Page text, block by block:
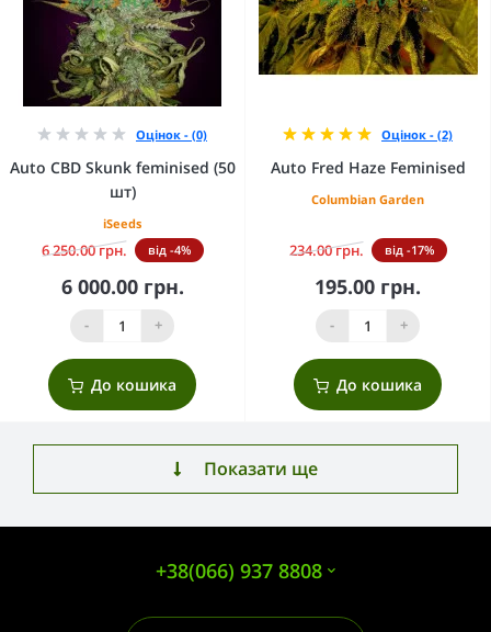
Оцінок - (0)
Auto CBD Skunk feminised (50
шт)
iSeeds
6 250.00 грн. від -4%
6 000.00 грн.
- +
До кошика
Оцінок - (2)
Auto Fred Haze Feminised
Columbian Garden
234.00 грн. від -17%
195.00 грн.
- +
До кошика
Показати ще
+38(066) 937 8808